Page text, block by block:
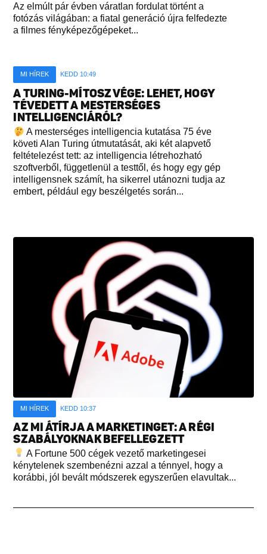
Az elmúlt pár évben váratlan fordulat történt a
fotózás világában: a fiatal generáció újra felfedezte
a filmes fényképezőgépeket...
MI HÍREK KEDD 10:49
A TURING-MÍTOSZ VÉGE: LEHET, HOGY
TÉVEDETT A MESTERSÉGES
INTELLIGENCIÁRÓL?
A mesterséges intelligencia kutatása 75 éve
követi Alan Turing útmutatását, aki két alapvető
feltételezést tett: az intelligencia létrehozható
szoftverből, függetlenül a testtől, és hogy egy gép
intelligensnek számít, ha sikerrel utánozni tudja az
embert, például egy beszélgetés során...
MI HÍREK KEDD 10:37
AZ MI ÁTÍRJA A MARKETINGET: A RÉGI
SZABÁLYOKNAK BEFELLEGZETT
A Fortune 500 cégek vezető marketingesei
kénytelenek szembenézni azzal a ténnyel, hogy a
korábbi, jól bevált módszerek egyszerűen elavultak...